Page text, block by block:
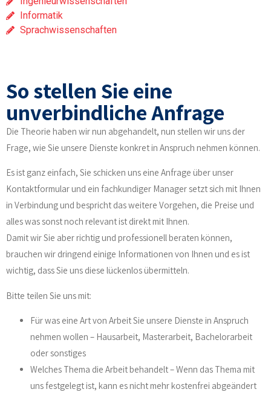
Informatik
Sprachwissenschaften
So stellen Sie eine
unverbindliche Anfrage
Die Theorie haben wir nun abgehandelt, nun stellen wir uns der
Frage, wie Sie unsere Dienste konkret in Anspruch nehmen können.
Es ist ganz einfach, Sie schicken uns eine Anfrage über unser
Kontaktformular und ein fachkundiger Manager setzt sich mit Ihnen
in Verbindung und bespricht das weitere Vorgehen, die Preise und
alles was sonst noch relevant ist direkt mit Ihnen.
Damit wir Sie aber richtig und professionell beraten können,
brauchen wir dringend einige Informationen von Ihnen und es ist
wichtig, dass Sie uns diese lückenlos übermitteln.
Bitte teilen Sie uns mit:
Für was eine Art von Arbeit Sie unsere Dienste in Anspruch
nehmen wollen – Hausarbeit, Masterarbeit, Bachelorarbeit
oder sonstiges
Welches Thema die Arbeit behandelt – Wenn das Thema mit
uns festgelegt ist, kann es nicht mehr kostenfrei abgeändert